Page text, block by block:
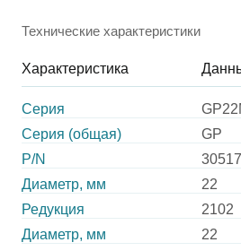
Технические характеристики
Характеристика
Серия
Серия (общая)
GP
P/N
Диаметр, мм
22
Редукция
2102
Диаметр, мм
22